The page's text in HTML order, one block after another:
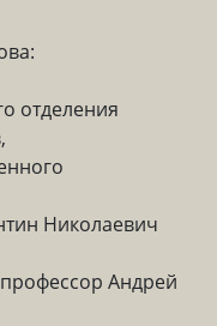
отделения
Николаевич
Андрей